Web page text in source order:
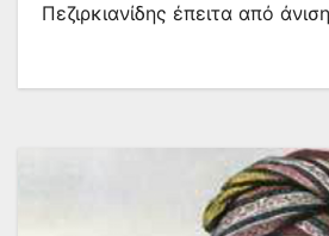
Πεζιρκιανίδης έπειτα από